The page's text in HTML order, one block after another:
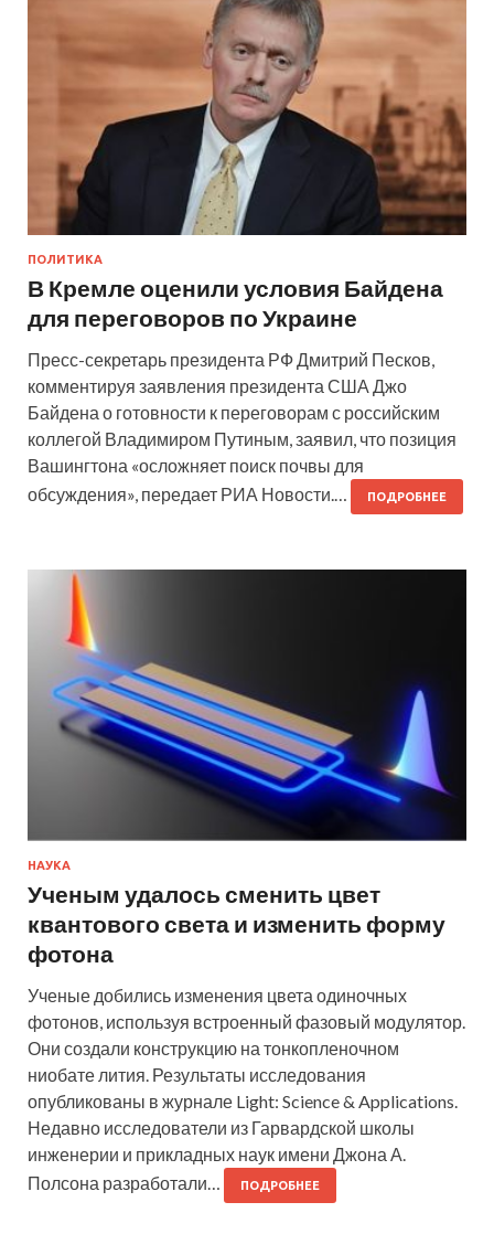
ПОЛИТИКА
В Кремле оценили условия Байдена
для переговоров по Украине
Пресс-секретарь президента РФ Дмитрий Песков,
комментируя заявления президента США Джо
Байдена о готовности к переговорам с российским
коллегой Владимиром Путиным, заявил, что позиция
Вашингтона «осложняет поиск почвы для
обсуждения», передает РИА Новости.…
ПОДРОБНЕЕ
НАУКА
Ученым удалось сменить цвет
квантового света и изменить форму
фотона
Ученые добились изменения цвета одиночных
фотонов, используя встроенный фазовый модулятор.
Они создали конструкцию на тонкопленочном
ниобате лития. Результаты исследования
опубликованы в журнале Light: Science & Applications.
Недавно исследователи из Гарвардской школы
инженерии и прикладных наук имени Джона А.
Полсона разработали…
ПОДРОБНЕЕ